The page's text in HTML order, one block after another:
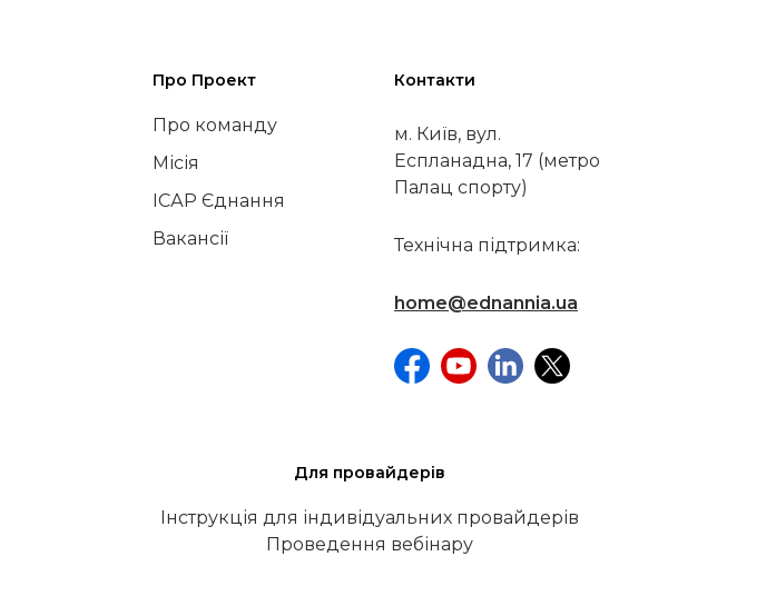
Про Проект
Про команду
Місія
ІСАР Єднання
Вакансії
Контакти
м. Київ, вул.
Еспланадна, 17 (метро
Палац спорту)
Технічна підтримка:
home@ednannia.ua
Для провайдерів
Інструкція для індивідуальних провайдерів
Проведення вебінару